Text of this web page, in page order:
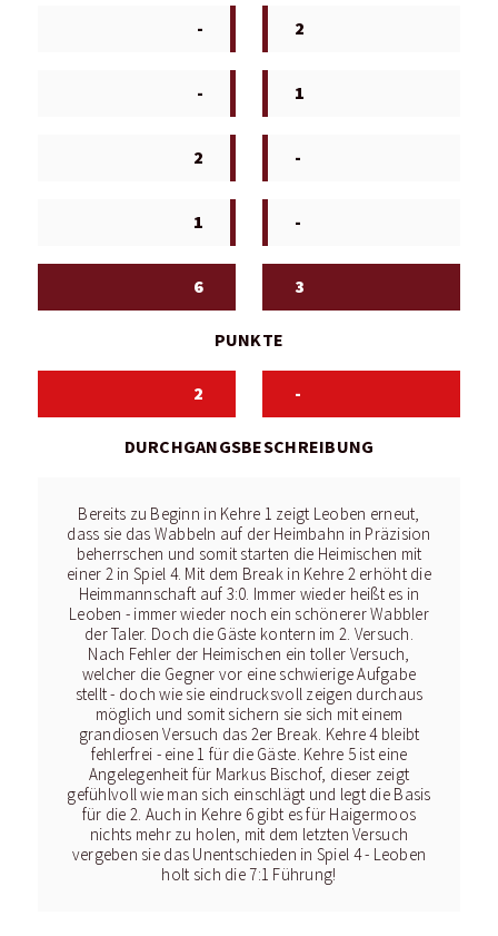
- 2
- 1
2 -
1 -
6 3
PUNKTE
2 -
DURCHGANGSBESCHREIBUNG
Bereits zu Beginn in Kehre 1 zeigt Leoben erneut,
dass sie das Wabbeln auf der Heimbahn in Präzision
beherrschen und somit starten die Heimischen mit
einer 2 in Spiel 4. Mit dem Break in Kehre 2 erhöht die
Heimmannschaft auf 3:0. Immer wieder heißt es in
Leoben - immer wieder noch ein schönerer Wabbler
der Taler. Doch die Gäste kontern im 2. Versuch.
Nach Fehler der Heimischen ein toller Versuch,
welcher die Gegner vor eine schwierige Aufgabe
stellt - doch wie sie eindrucksvoll zeigen durchaus
möglich und somit sichern sie sich mit einem
grandiosen Versuch das 2er Break. Kehre 4 bleibt
fehlerfrei - eine 1 für die Gäste. Kehre 5 ist eine
Angelegenheit für Markus Bischof, dieser zeigt
gefühlvoll wie man sich einschlägt und legt die Basis
für die 2. Auch in Kehre 6 gibt es für Haigermoos
nichts mehr zu holen, mit dem letzten Versuch
vergeben sie das Unentschieden in Spiel 4 - Leoben
holt sich die 7:1 Führung!